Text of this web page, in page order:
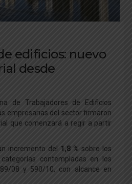
edificios: nuevo
desde
de Trabajadores de Edificios
empresarias del sector firmaron
que comenzará a regir a partir
incremento del 1,8 % sobre los
contempladas en los
08 y 590/10, con alcance en